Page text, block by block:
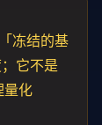
冻结的基
它不是
量化